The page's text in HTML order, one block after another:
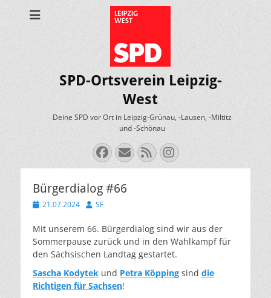
SPD-Ortsverein Leipzig-
West
Deine SPD vor Ort in Leipzig-Grünau, -Lausen, -Miltitz
und -Schönau
Facebook
E-
Mail
FeedInstagram
Bürgerdialog #66
Veröffentlicht
21.07.2024 Autor
SF
Mit unserem 66. Bürgerdialog sind wir aus der
Sommerpause zurück und in den Wahlkampf für
den Sächsischen Landtag gestartet.
Sascha Kodytek und Petra Köpping sind die
Richtigen für Sachsen!